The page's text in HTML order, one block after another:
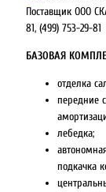
БАЗОВАЯ
отделка
передние
лебедка;
подкачка